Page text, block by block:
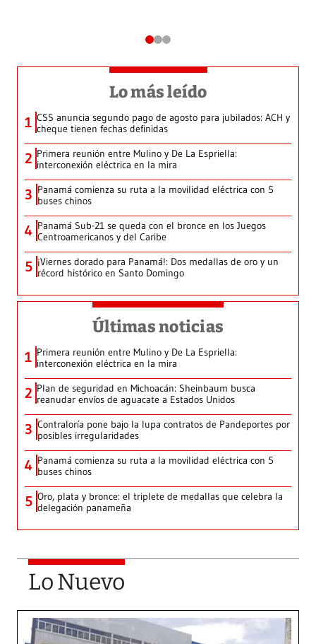
Lo más leído
1 CSS anuncia segundo pago de agosto para jubilados: ACH y
cheque tienen fechas definidas
2 Primera reunión entre Mulino y De La Espriella:
interconexión eléctrica en la mira
3 Panamá comienza su ruta a la movilidad eléctrica con 5
buses chinos
4 Panamá Sub-21 se queda con el bronce en los Juegos
Centroamericanos y del Caribe
5 ¡Viernes dorado para Panamá!: Dos medallas de oro y un
récord histórico en Santo Domingo
Últimas noticias
1 Primera reunión entre Mulino y De La Espriella:
interconexión eléctrica en la mira
2 Plan de seguridad en Michoacán: Sheinbaum busca
reanudar envíos de aguacate a Estados Unidos
3 Contraloría pone bajo la lupa contratos de Pandeportes por
posibles irregularidades
4 Panamá comienza su ruta a la movilidad eléctrica con 5
buses chinos
5 Oro, plata y bronce: el triplete de medallas que celebra la
delegación panameña
Lo Nuevo